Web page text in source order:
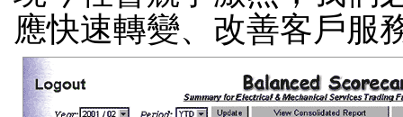
應快速轉變、改善客戶服